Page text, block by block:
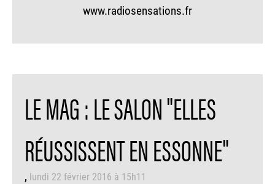
www.radiosensations.fr
LE MAG : LE SALON "ELLES
RÉUSSISSENT EN ESSONNE"
lundi 22 février 2016 à 15h11